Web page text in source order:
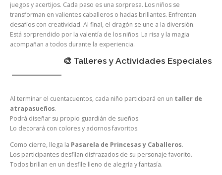
juegos y acertijos. Cada paso es una sorpresa. Los niños se
transforman en valientes caballeros o hadas brillantes. Enfrentan
desafíos con creatividad. Al final, el dragón se une a la diversión.
Está sorprendido por la valentía de los niños. La risa y la magia
acompañan a todos durante la experiencia.
🎨 Talleres y Actividades Especiales
Al terminar el cuentacuentos, cada niño participará en un taller de
atrapasueños.
Podrá diseñar su propio guardián de sueños.
Lo decorará con colores y adornos favoritos.
Como cierre, llega la Pasarela de Princesas y Caballeros.
Los participantes desfilan disfrazados de su personaje favorito.
Todos brillan en un desfile lleno de alegría y fantasía.